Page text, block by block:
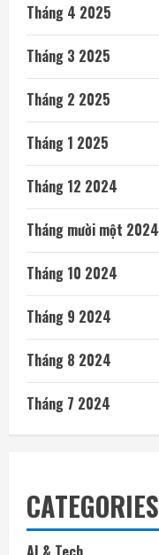
Tháng 4 2025
Tháng 3 2025
Tháng 2 2025
Tháng 1 2025
Tháng 12 2024
Tháng mười một 2024
Tháng 10 2024
Tháng 9 2024
Tháng 8 2024
Tháng 7 2024
CATEGORIES